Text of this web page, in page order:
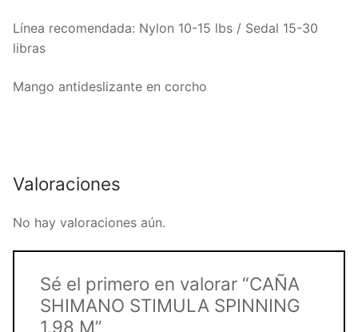
Línea recomendada: Nylon 10-15 lbs / Sedal 15-30
libras
Mango antideslizante en corcho
Valoraciones
No hay valoraciones aún.
Sé el primero en valorar “CAÑA
SHIMANO STIMULA SPINNING
1.98 M”